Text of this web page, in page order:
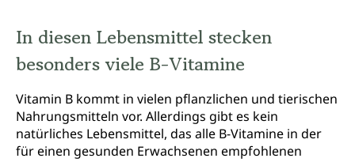
In diesen Lebensmittel stecken
besonders viele B-Vitamine
Vitamin B kommt in vielen pflanzlichen und tierischen
Nahrungsmitteln vor. Allerdings gibt es kein
natürliches Lebensmittel, das alle B-Vitamine in der
für einen gesunden Erwachsenen empfohlenen